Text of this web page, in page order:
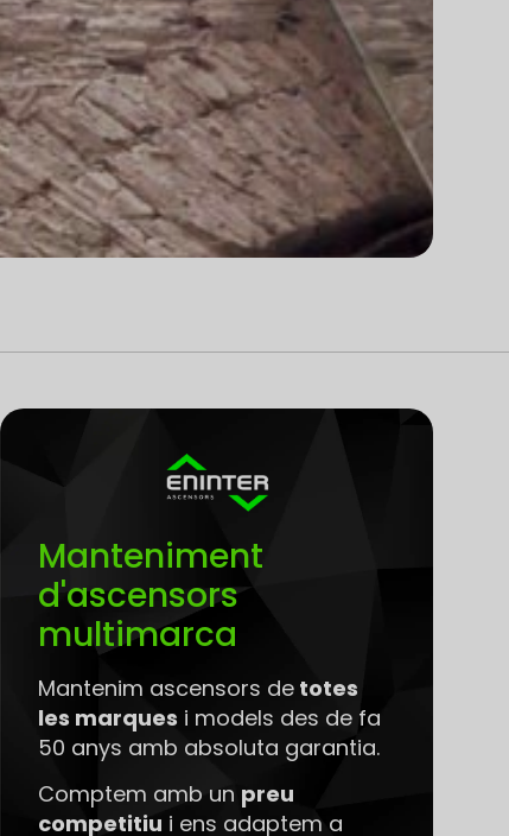
Manteniment
d'ascensors
multimarca
Mantenim ascensors de totes
les marques i models des de fa
50 anys amb absoluta garantia.
Comptem amb un preu
competitiu i ens adaptem a